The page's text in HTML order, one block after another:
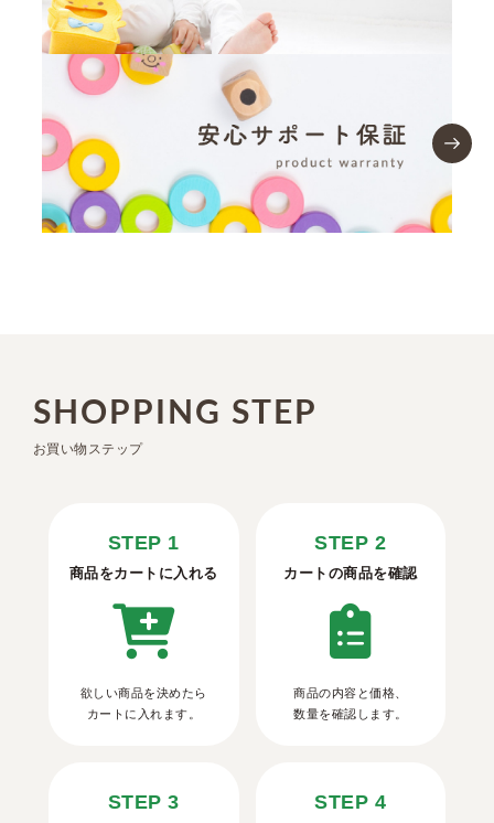
SHOPPING STEP
お買い物ステップ
STEP 1
商品をカートに入れる
欲しい商品を決めたら
カートに入れます。
STEP 2
カートの商品を確認
商品の内容と価格、
数量を確認します。
STEP 3 STEP 4